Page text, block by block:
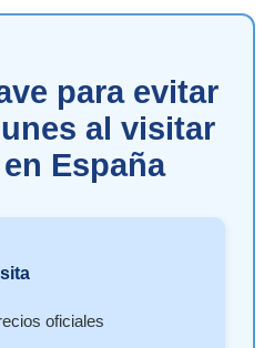
para evitar
al visitar
España
oficiales